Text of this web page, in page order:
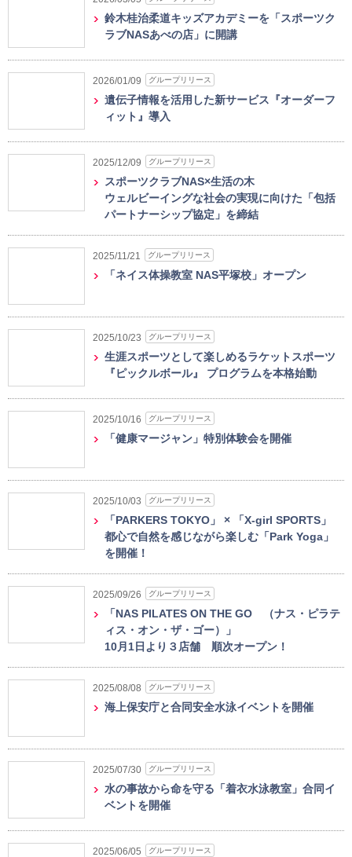
鈴木桂治柔道キッズアカデミーを「スポーツク
ラブNASあべの店」に開講
2026/01/09 グループリリース
遺伝子情報を活用した新サービス『オーダーフ
ィット』導入
2025/12/09 グループリリース
スポーツクラブNAS×生活の木
ウェルビーイングな社会の実現に向けた「包括
パートナーシップ協定」を締結
2025/11/21 グループリリース
「ネイス体操教室 NAS平塚校」オープン
2025/10/23 グループリリース
生涯スポーツとして楽しめるラケットスポーツ
『ピックルボール』 プログラムを本格始動
2025/10/16 グループリリース
「健康マージャン」特別体験会を開催
2025/10/03 グループリリース
「PARKERS TOKYO」 × 「X-girl SPORTS」
都心で自然を感じながら楽しむ「Park Yoga」
を開催！
2025/09/26 グループリリース
「NAS PILATES ON THE GO （ナス・ピラテ
ィス・オン・ザ・ゴー）」
10月1日より３店舗 順次オープン！
2025/08/08 グループリリース
海上保安庁と合同安全水泳イベントを開催
2025/07/30 グループリリース
水の事故から命を守る「着衣水泳教室」合同イ
ベントを開催
2025/06/05 グループリリース